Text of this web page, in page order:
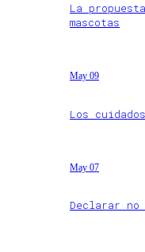
La
mascotas
May 09
Los
May 07
Declarar